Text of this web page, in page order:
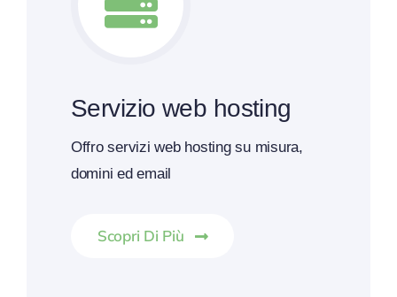
Servizio web hosting
Offro servizi web hosting su misura,
domini ed email
Scopri Di Più